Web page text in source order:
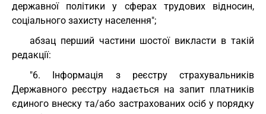
державної політики у сферах трудових відносин,
соціального захисту населення";
абзац перший частини шостої викласти в такій
редакції:
"6. Інформація з реєстру страхувальників
Державного реєстру надається на запит платників
єдиного внеску та/або застрахованих осіб у порядку